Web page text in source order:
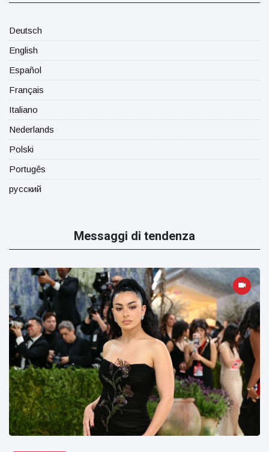
Deutsch
English
Español
Français
Italiano
Nederlands
Polski
Portugês
русский
Messaggi di tendenza